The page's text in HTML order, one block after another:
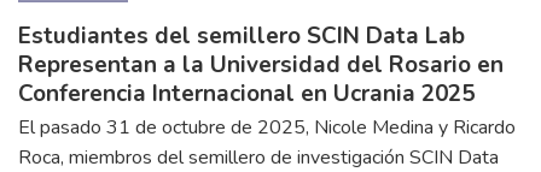
Estudiantes del semillero SCIN Data Lab
Representan a la Universidad del Rosario en
Conferencia Internacional en Ucrania 2025
El pasado 31 de octubre de 2025, Nicole Medina y Ricardo
Roca, miembros del semillero de investigación SCIN Data